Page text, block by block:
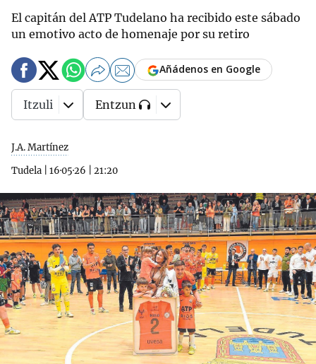
El capitán del ATP Tudelano ha recibido este sábado
un emotivo acto de homenaje por su retiro
J.A. Martínez
Tudela
16·05·26 21:20
Añádenos en Google
Itzuli Entzun